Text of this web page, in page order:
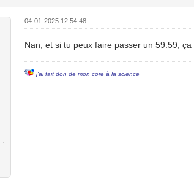
04-01-2025 12:54:48
Nan, et si tu peux faire passer un 59.59,
j'ai fait don de mon core à la science